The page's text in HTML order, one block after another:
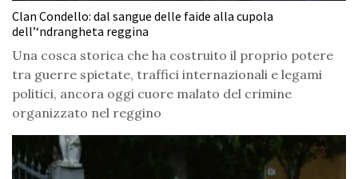
Clan Condello: dal sangue delle faide alla cupola
dell’‘ndrangheta reggina
Una cosca storica che ha costruito il proprio potere
tra guerre spietate, traffici internazionali e legami
politici, ancora oggi cuore malato del crimine
organizzato nel reggino